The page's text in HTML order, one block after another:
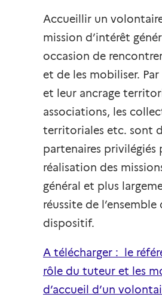
Accueillir un
mission d’intérêt
occasion de
et de les mobiliser.
et leur ancrage
associations, les
territoriales etc. sont
partenaires privilégiés
réalisation des
général et plus
réussite de l’ensemble
dispositif.
A télécharger : le
rôle du tuteur et les
d’accueil d’un